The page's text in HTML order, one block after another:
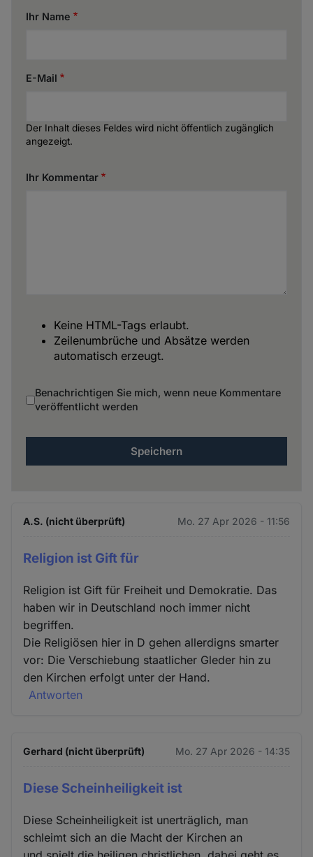
Ihr Name
E-Mail
Der Inhalt dieses Feldes wird nicht öffentlich zugänglich
angezeigt.
Ihr Kommentar
Keine HTML-Tags erlaubt.
Zeilenumbrüche und Absätze werden
automatisch erzeugt.
Benachrichtigen Sie mich, wenn neue Kommentare
veröffentlicht werden
A.S. (nicht überprüft) Mo. 27 Apr 2026 - 11:56
Religion ist Gift für
Religion ist Gift für Freiheit und Demokratie. Das
haben wir in Deutschland noch immer nicht
begriffen.
Die Religiösen hier in D gehen allerdigns smarter
vor: Die Verschiebung staatlicher Gleder hin zu
den Kirchen erfolgt unter der Hand.
Antworten
Gerhard (nicht überprüft) Mo. 27 Apr 2026 - 14:35
Diese Scheinheiligkeit ist
Diese Scheinheiligkeit ist unerträglich, man
schleimt sich an die Macht der Kirchen an